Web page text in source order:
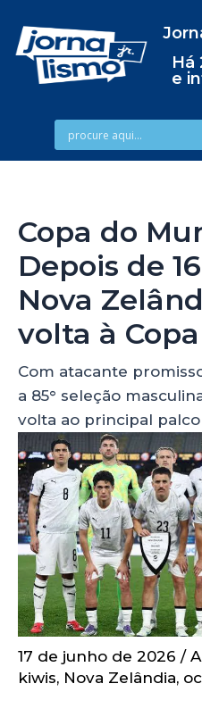
Há
e
Copa do
Depois de
Nova
volta à
Com atacante
a 85° seleção
volta ao principal
17 de junho de 2026 /
kiwis, Nova Zelândia,